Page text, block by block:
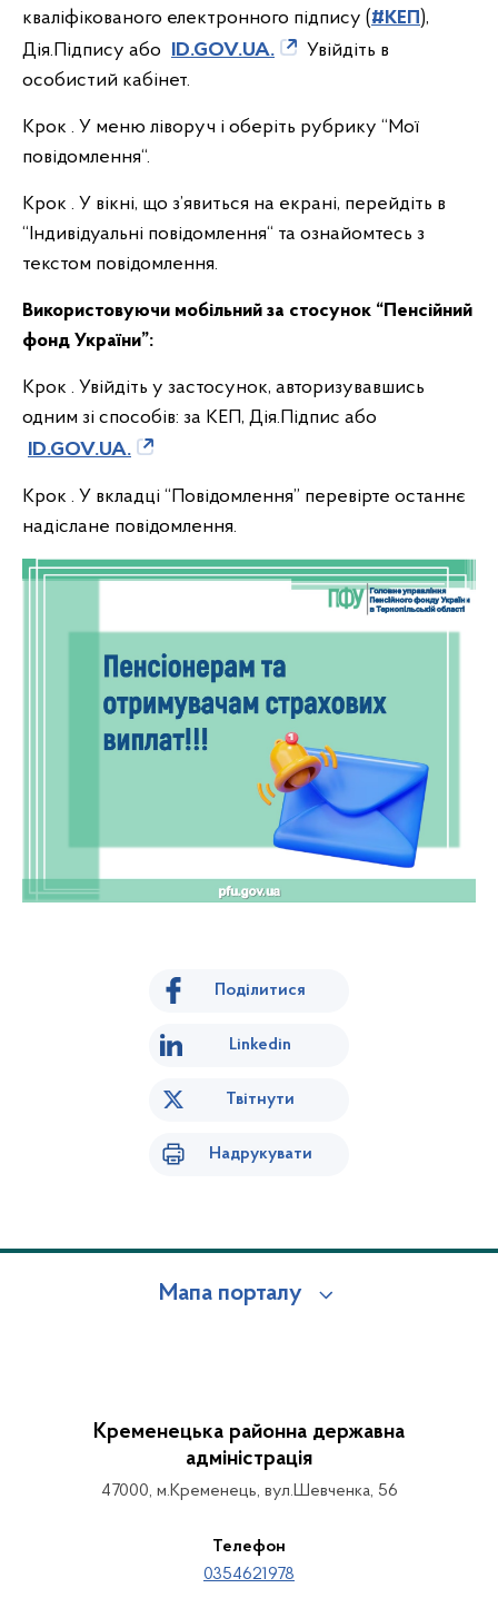
кваліфікованого електронного підпису (#КЕП),
Дія.Підпису або ID.GOV.UA.
Увійдіть в
особистий кабінет.
Крок . У меню ліворуч і оберіть рубрику “Мої
повідомлення“.
Крок . У вікні, що з’явиться на екрані, перейдіть в
“Індивідуальні повідомлення“ та ознайомтесь з
текстом повідомлення.
Використовуючи мобільний за стосунок “Пенсійний
фонд України”:
Крок . Увійдіть у застосунок, авторизувавшись
одним зі способів: за КЕП, Дія.Підпис або
ID.GOV.UA.
Крок . У вкладці “Повідомлення” перевірте останнє
надіслане повідомлення.
Поділитися
Linkedin
Твітнути
Надрукувати
Мапа порталу
Кременецька районна державна
адміністрація
47000, м.Кременець, вул.Шевченка, 56
Телефон
0354621978